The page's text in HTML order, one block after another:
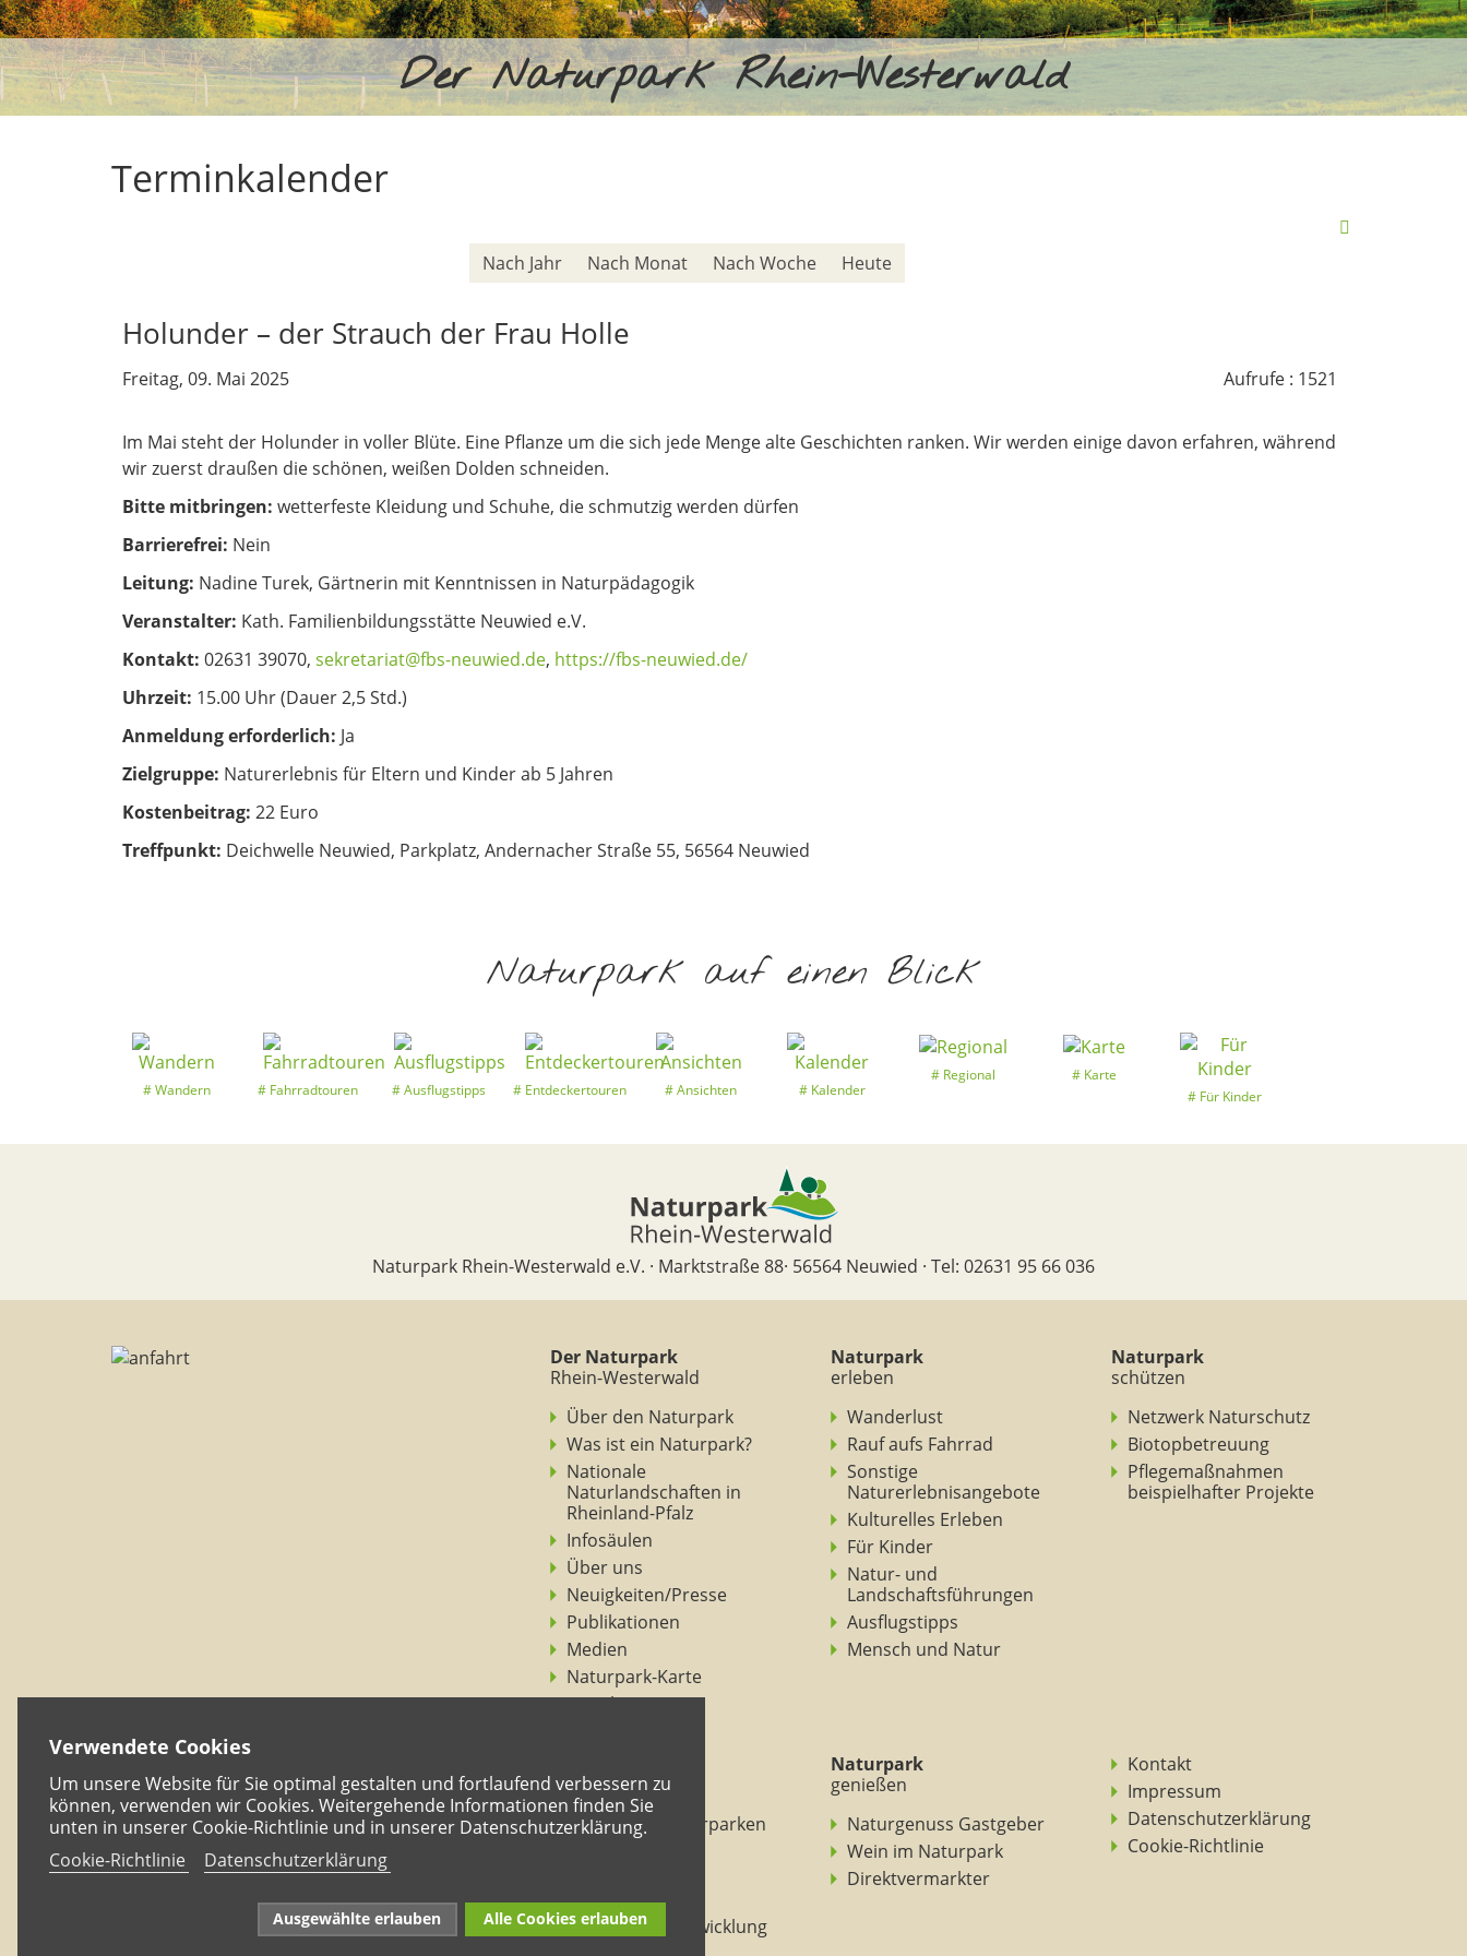
Verwendete Cookies
Um unsere Website für Sie optimal gestalten und fortlaufend verbessern zu
können, verwenden wir Cookies. Weitergehende Informationen finden Sie
unten in unserer Cookie-Richtlinie und in unserer Datenschutzerklärung.
Cookie-Richtlinie
Datenschutzerklärung
Ausgewählte erlauben Alle Cookies erlauben
Der Naturpark Rhein-Westerwald
Terminkalender
Nach Jahr Nach Monat Nach Woche Heute
Holunder – der Strauch der Frau Holle
Freitag, 09. Mai 2025 Aufrufe: 1521
Im Mai steht der Holunder in voller Blüte. Eine Pflanze um die sich jede Menge alte Geschichten ranken. Wir werden einige davon erfahren, während
wir zuerst draußen die schönen, weißen Dolden schneiden.
Bitte mitbringen: wetterfeste Kleidung und Schuhe, die schmutzig werden dürfen
Barrierefrei: Nein
Leitung: Nadine Turek, Gärtnerin mit Kenntnissen in Naturpädagogik
Veranstalter: Kath. Familienbildungsstätte Neuwied e.V.
Kontakt: 02631 39070, sekretariat@fbs-neuwied.de, https://fbs-neuwied.de/
Uhrzeit: 15.00 Uhr (Dauer 2,5 Std.)
Anmeldung erforderlich: Ja
Zielgruppe: Naturerlebnis für Eltern und Kinder ab 5 Jahren
Kostenbeitrag: 22 Euro
Treffpunkt: Deichwelle Neuwied, Parkplatz, Andernacher Straße 55, 56564 Neuwied
Naturpark auf einen Blick
Wandern Fahrradtouren Ausflugstipps Entdeckertouren Ansichten Kalender
Regional
Karte
Für Kinder
Naturpark Rhein-Westerwald e.V. · Marktstraße 88· 56564 Neuwied · Tel: 02631 95 66 036
Der Naturpark
Rhein-Westerwald
Über den Naturpark
Was ist ein Naturpark?
Nationale
Naturlandschaften in
Rheinland-Pfalz
Infosäulen
Über uns
Neuigkeiten/Presse
Publikationen
Medien
Naturpark-Karte
Ansichten
Naturpark
erleben
Wanderlust
Rauf aufs Fahrrad
Sonstige
Naturerlebnisangebote
Kulturelles Erleben
Für Kinder
Natur- und
Landschaftsführungen
Ausflugstipps
Mensch und Natur
Naturpark
schützen
Netzwerk Naturschutz
Biotopbetreuung
Pflegemaßnahmen
beispielhafter Projekte
verstehen
BNE in den Naturparken
Rheinland-Pfalz
Mitmachheft
Nachhaltige Entwicklung
Naturpark
genießen
Naturgenuss Gastgeber
Wein im Naturpark
Direktvermarkter
Kontakt
Impressum
Datenschutzerklärung
Cookie-Richtlinie